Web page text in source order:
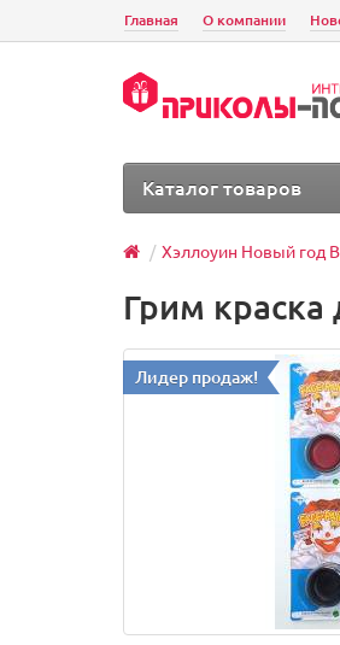
Главная О компании
Каталог товаров
Хэллоуин Новый год
Грим краска
Лидер продаж!